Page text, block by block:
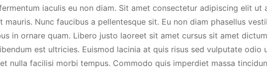
iaculis eu non diam. Sit amet consectetur adipiscing elit ut
Nunc faucibus a pellentesque sit. Eu non diam phasellus
in ornare quam. Libero justo laoreet sit amet cursus sit amet
est ultricies. Euismod lacinia at quis risus sed vulputate odio
nulla facilisi morbi tempus. Commodo quis imperdiet massa